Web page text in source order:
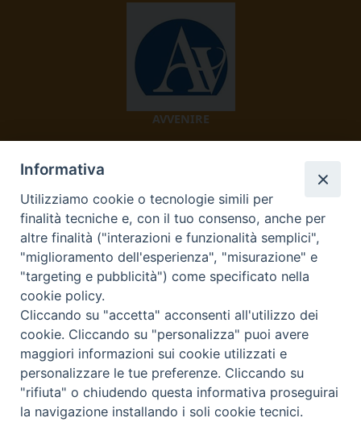
AVVENIRE
TV 2000
Diocesi di Ivrea
Curia Vescovile Piazza Castello, 3 10015 Ivrea (To) Tel.
0125.641138 Fax 0125.40296 segreteriacuria@diocesivrea.it
Informativa
Utilizziamo cookie o tecnologie simili per
finalità tecniche e, con il tuo consenso, anche per
altre finalità ("interazioni e funzionalità semplici",
"miglioramento dell'esperienza", "misurazione" e
"targeting e pubblicità") come specificato nella
cookie policy.
Cliccando su "accetta" acconsenti all'utilizzo dei
cookie. Cliccando su "personalizza" puoi avere
maggiori informazioni sui cookie utilizzati e
personalizzare le tue preferenze. Cliccando su
"rifiuta" o chiudendo questa informativa proseguirai
la navigazione installando i soli cookie tecnici.